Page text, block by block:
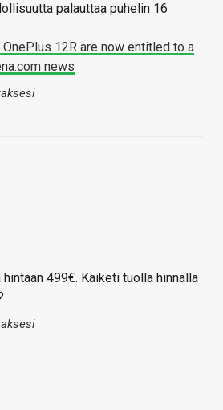
palauttaa puhelin 16
12R are now entitled to a
news
499€. Kaiketi tuolla hinnalla